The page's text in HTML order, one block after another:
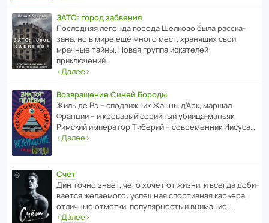
ЗАТО: город забвения
После­дняя легенда города Шелково была расска­
зана, но в мире ещё много мест, хранящих свои
мрачные тайны. Новая группа иска­телей
приключений…
‹Далее›
Возвращение Синей Бороды
Жиль де Рэ – спод­ви­жник Жанны д’Арк, маршал
Франции – и кровавый серийный убийца-маньяк.
Римский импе­ратор Тиберий – совре­менник Иисуса…
‹Далее›
Счет
Дин точно знает, чего хочет от жизни, и всегда доби­
ва­ется жела­е­мого: успе­шная спор­ти­вная карьера,
отли­чные отметки, попу­ля­р­ность и внимание…
‹Далее›